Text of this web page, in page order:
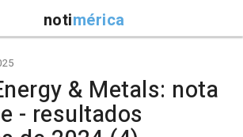
notimérica
& Metals: nota
- resultados